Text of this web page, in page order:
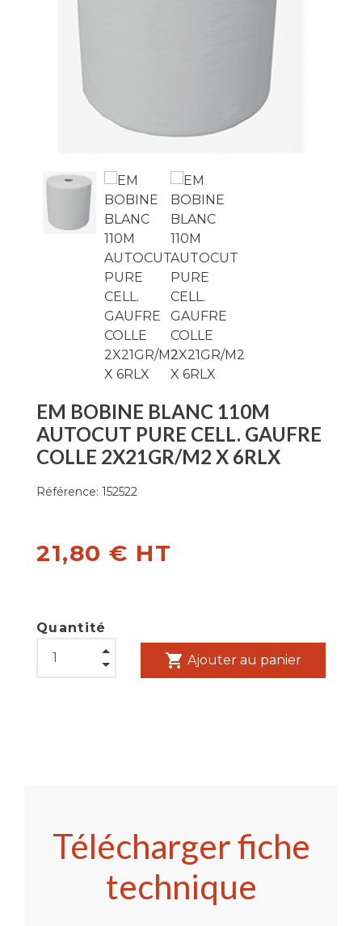
EM BOBINE BLANC 110M
AUTOCUT PURE CELL. GAUFRE
COLLE 2X21GR/M2 X 6RLX
Référence: 152522
21,80 € HT
Quantité
shopping_cart Ajouter au panier
Télécharger fiche
technique